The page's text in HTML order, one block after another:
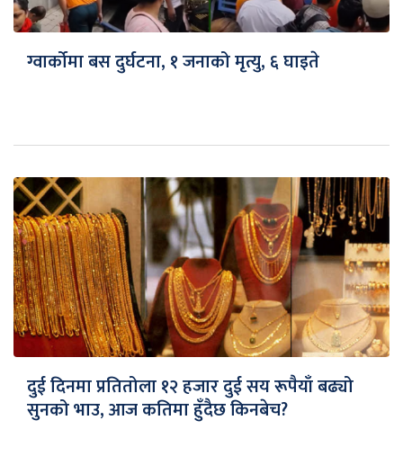
ग्वार्कोमा बस दुर्घटना, १ जनाको मृत्यु, ६ घाइते
दुई दिनमा प्रतितोला १२ हजार दुई सय रूपैयाँ बढ्यो
सुनको भाउ, आज कतिमा हुँदैछ किनबेच?